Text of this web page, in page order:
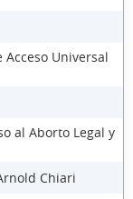
Universal
al Aborto Legal y
Chiari